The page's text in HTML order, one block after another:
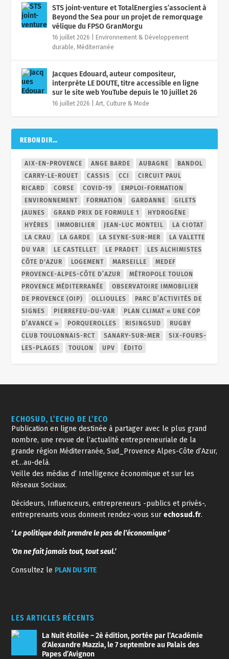
STS joint-venture et TotalEnergies s’associent à
Beyond the Sea pour un projet de remorquage
vélique du FPSO GranMorgu
16 juillet 2026
Environnement & Développement
durable,Méditerranée
Jacques Edouard, auteur compositeur,
interprète LE DOUTE, titre accessible en ligne
sur le site web YouTube depuis le 10 juillet 26
16 juillet 2026 |Art, Culture & Mode
REBONDIR…
AIX-EN-PROVENCE ANGE BARDE AUBAGNE
BANDOL
CARRY-LE-ROUET
CASSIS CCI
CIRCUIT PAUL
RICARD
CORSE COVID-19
EMPLOI-FORMATION
ENVIRONNEMENT
FORMATION GARDANNE
GILETS
JAUNES
GRAND PRIX DE FORMULE 1
HYDROGÈNE
HYÈRES
IMMOBILIER JEAN-LUC MONTEIL
LA CIOTAT
LA CRAU
LA GARDE LA SEYNE-SUR-MER
LA VALETTE
DU VAR
LE CASTELLET LE PRADET
LES ALCHIMISTES
CÔTE D'AZUR
LOGEMENT MARSEILLE
MEDEF
PROVENCE-ALPES-CÔTE D’AZUR
MÉTROPOLE TOULON
PROVENCE MÉDITERRANÉE
OBSERVATOIRE IMMOBILIER
DE PROVENCE (OIP)
OLLIOULES
PARC D’ACTIVITÉS DE
SIGNES
PIERREFEU-DU-VAR
PLAN CLIMAT « UNE COP
D’AVANCE »
PORQUEROLLES RISINGSUD
RUGBY
CLUB TOULONNAIS-RCT
SANARY-SUR-MER
SIX-FOURS-
LES-PLAGES
TOULON UPV ÉDITO
ECHOSUD, L’ECHO DE L’ECO
Publication en ligne destinée à partager avec le plus grand
nombre, une revue de l’actualité entrepreneuriale de la
grande région Méditerranée, Sud_Provence Alpes-Côte d’Azur,
et…au-delà.
Veille des médias d’ Intelligence économique et sur les
Réseaux Sociaux.
Décideurs, Influenceurs, entrepreneurs -publics et privés-,
entreprenants vous donnent rendez-vous surechosud.fr.
‘ Le politique doit prendre le pas de l’économique ’
‘On ne fait jamais tout, tout seul.’
Consultez le PLAN DU SITE
LES ARTICLES RÉCENTS
La Nuit étoilée – 2è édition, portée par l’Académie
d’Alexandre Mazzia, le 7 septembre au Palais des
Papes d’Avignon